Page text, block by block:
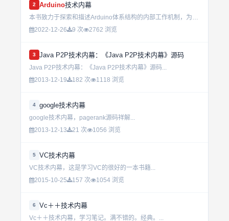
2 Arduino技术内幕
本书致力于探索和描述Arduino体系结构的内部工作机制，为Arduino用户提供参考。掌握这些知识有助于更好更快地开发Arduino作品。本书也希望能点燃读者对嵌入式设计的兴趣，激发读者开发出更好的...
2022-12-26
9 次 2762 浏览
3 Java P2P技术内幕：《Java P2P技术内幕》源码
Java P2P技术内幕：《Java P2P技术内幕》源码...
2013-12-19
182 次 1118 浏览
4 google技术内幕
google技术内幕，pagerank源码祥解...
2013-12-13
21 次 1056 浏览
5 VC技术内幕
VC技术内幕，这是学习VC的很好的一本书籍...
2015-10-25
157 次 1054 浏览
6 Vc＋＋技术内幕
Vc＋＋技术内幕，学习笔记。满不错的。经典。...